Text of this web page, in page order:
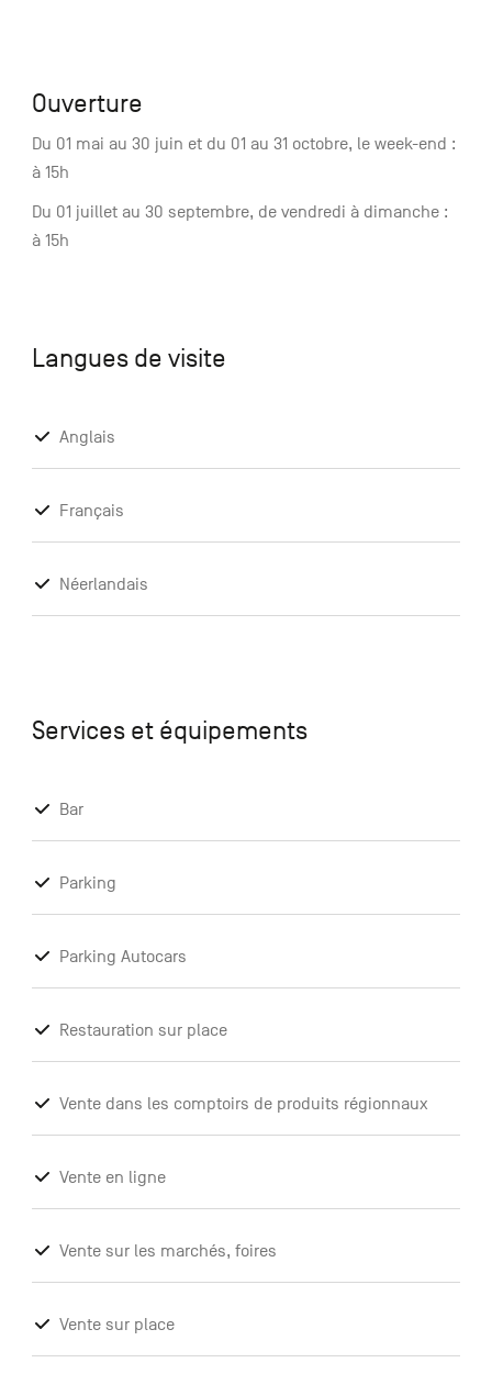
Ouverture
Du 01 mai au 30 juin et du 01 au 31 octobre, le week-end :
à 15h
Du 01 juillet au 30 septembre, de vendredi à dimanche :
à 15h
Langues de visite
Anglais
Français
Néerlandais
Services et équipements
Bar
Parking
Parking Autocars
Restauration sur place
Vente dans les comptoirs de produits régionnaux
Vente en ligne
Vente sur les marchés, foires
Vente sur place